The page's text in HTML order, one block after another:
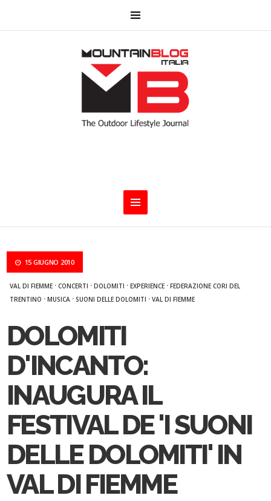
15 GIUGNO 2010
VAL DI FIEMME ·CONCERTI ·DOLOMITI ·EXPERIENCE ·FEDERAZIONE CORI DEL
TRENTINO ·MUSICA ·SUONI DELLE DOLOMITI ·VAL DI FIEMME
DOLOMITI
D'INCANTO:
INAUGURA IL
FESTIVAL DE 'I SUONI
DELLE DOLOMITI' IN
VAL DI FIEMME